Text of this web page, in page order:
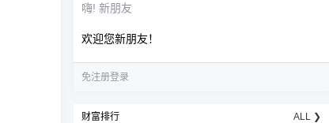
嗨! 新朋友
欢迎您新朋友！
免注册登录
财富排行 ALL ❯